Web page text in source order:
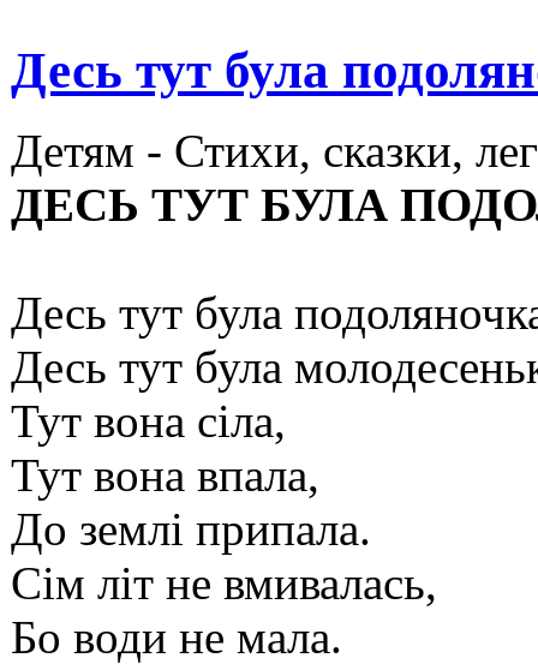
Десь тут була
Детям - Стихи, сказки,
ДЕСЬ ТУТ БУЛА
Десь тут була
Десь тут була
Тут вона сіла,
Тут вона впала,
До землі припала.
Сім літ не вмивалась,
Бо води не мала.